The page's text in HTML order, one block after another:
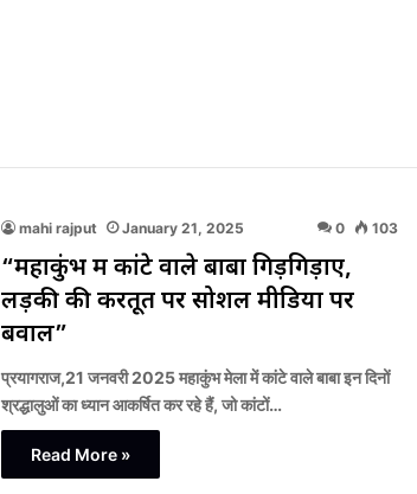
mahi rajput January 21, 2025 0 103
“महाकुंभ में कांटे वाले बाबा गिड़गिड़ाए,
लड़की की करतूत पर सोशल मीडिया पर
बवाल”
प्रयागराज,21 जनवरी 2025 महाकुंभ मेला में कांटे वाले बाबा इन दिनों
श्रद्धालुओं का ध्यान आकर्षित कर रहे हैं, जो कांटों…
Read More »